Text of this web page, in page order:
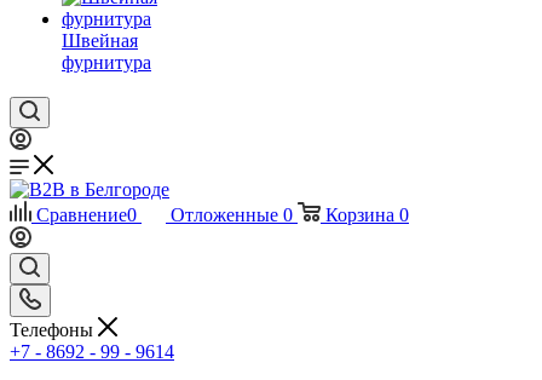
Швейная
фурнитура
Сравнение0 Отложенные 0 Корзина 0
Телефоны
+7 - 8692 - 99 - 9614